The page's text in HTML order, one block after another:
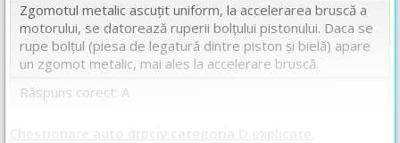
Zgomotul metalic ascuţit uniform, la accelerarea bruscă a
motorului, se datorează ruperii bolţului pistonului. Daca se
rupe bolțul (piesa de legatură dintre piston și bielă) apare
un zgomot metalic, mai ales la accelerare bruscă.
Răspuns corect: A